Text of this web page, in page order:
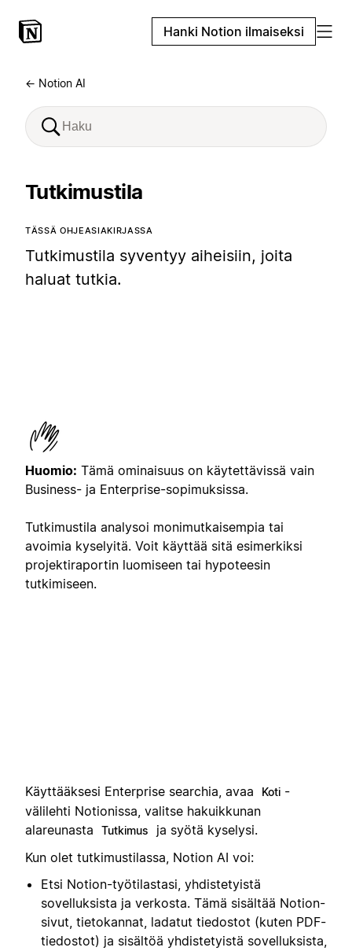
Hanki Notion ilmaiseksi
← Notion AI
Tutkimustila
TÄSSÄ OHJEASIAKIRJASSA
Tutkimustila syventyy aiheisiin, joita
haluat tutkia.
Huomio: Tämä ominaisuus on käytettävissä vain
Business- ja Enterprise-sopimuksissa.
Tutkimustila analysoi monimutkaisempia tai
avoimia kyselyitä. Voit käyttää sitä esimerkiksi
projektiraportin luomiseen tai hypoteesin
tutkimiseen.
Käyttääksesi Enterprise searchia, avaa Koti -
välilehti Notionissa, valitse hakuikkunan
alareunasta
Tutkimus
ja syötä kyselysi.
Kun olet tutkimustilassa, Notion AI voi:
Etsi Notion-työtilastasi, yhdistetyistä
sovelluksista ja verkosta. Tämä sisältää Notion-
sivut, tietokannat, ladatut tiedostot (kuten PDF-
tiedostot) ja sisältöä yhdistetyistä sovelluksista,